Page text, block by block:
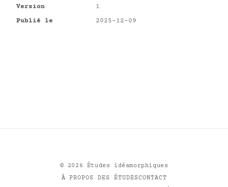
Version
1
Publié le
2025-12-09
© 2026 Études idéamorphiques
À PROPOS DES ÉTUDESCONTACT